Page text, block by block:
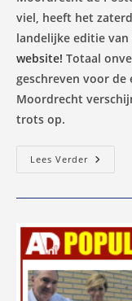
viel, heeft het
landelijke editie van
website! Totaal
geschreven voor de
Moordrecht
trots op.
Lees VerderWow,